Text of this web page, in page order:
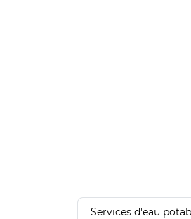
Services d'eau